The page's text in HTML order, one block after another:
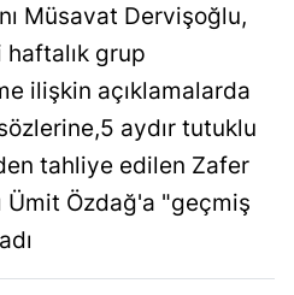
Müsavat Dervişoğlu,
grup
ilişkin açıklamalarda
aydır tutuklu
tahliye edilen Zafer
Ümit Özdağ'a "geçmiş